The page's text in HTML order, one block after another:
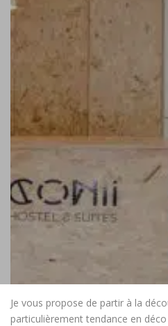
Je vous propose de partir à la
particulièrement tendance en déco